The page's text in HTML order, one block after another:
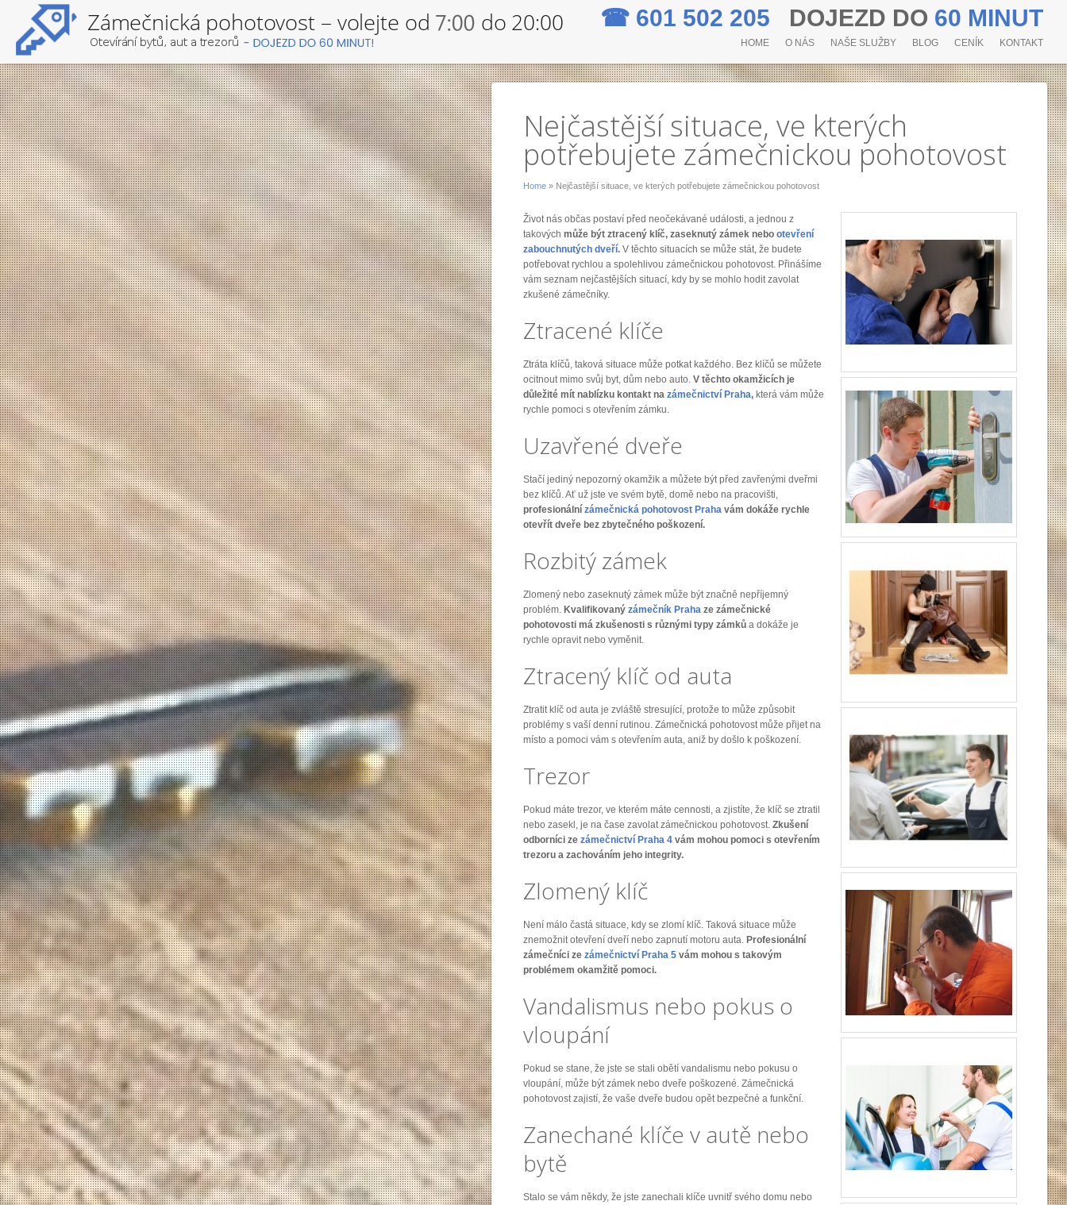
☎ 601 502 205 DOJEZD DO 60 MINUT
HOME O NÁS NAŠE SLUŽBY BLOG CENÍK KONTAKT
Nejčastější situace, ve kterých
potřebujete zámečnickou pohotovost
Home » Nejčastější situace, ve kterých potřebujete zámečnickou pohotovost
Život nás občas postaví před neočekávané události, a jednou z
takových může být ztracený klíč, zaseknutý zámek nebo otevření
zabouchnutých dveří. V těchto situacích se může stát, že budete
potřebovat rychlou a spolehlivou zámečnickou pohotovost. Přinášíme
vám seznam nejčastějších situací, kdy by se mohlo hodit zavolat
zkušené zámečníky.
Ztracené klíče
Ztráta klíčů, taková situace může potkat každého. Bez klíčů se můžete
ocitnout mimo svůj byt, dům nebo auto. V těchto okamžicích je
důležité mít nablízku kontakt na zámečnictví Praha, která vám může
rychle pomoci s otevřením zámku.
Uzavřené dveře
Stačí jediný nepozorný okamžik a můžete být před zavřenými dveřmi
bez klíčů. Ať už jste ve svém bytě, domě nebo na pracovišti,
profesionální zámečnická pohotovost Praha vám dokáže rychle
otevřít dveře bez zbytečného poškození.
Rozbitý zámek
Zlomený nebo zaseknutý zámek může být značně nepříjemný
problém. Kvalifikovaný zámečník Praha ze zámečnické
pohotovosti má zkušenosti s různými typy zámků a dokáže je
rychle opravit nebo vyměnit.
Ztracený klíč od auta
Ztratit klíč od auta je zvláště stresující, protože to může způsobit
problémy s vaší denní rutinou. Zámečnická pohotovost může přijet na
místo a pomoci vám s otevřením auta, aniž by došlo k poškození.
Trezor
Pokud máte trezor, ve kterém máte cennosti, a zjistíte, že klíč se ztratil
nebo zasekl, je na čase zavolat zámečnickou pohotovost. Zkušení
odborníci ze zámečnictví Praha 4 vám mohou pomoci s otevřením
trezoru a zachováním jeho integrity.
Zlomený klíč
Není málo častá situace, kdy se zlomí klíč. Taková situace může
znemožnit otevření dveří nebo zapnutí motoru auta. Profesionální
zámečníci ze zámečnictví Praha 5 vám mohou s takovým
problémem okamžitě pomoci.
Vandalismus nebo pokus o
vloupání
Pokud se stane, že jste se stali obětí vandalismu nebo pokusu o
vloupání, může být zámek nebo dveře poškozené. Zámečnická
pohotovost zajistí, že vaše dveře budou opět bezpečné a funkční.
Zanechané klíče v autě nebo
bytě
Stalo se vám někdy, že jste zanechali klíče uvnitř svého domu nebo